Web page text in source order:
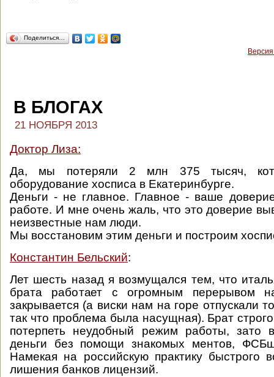
Поделиться…
В БЛОГАХ
21 НОЯБРЯ 2013
Доктор Лиза:
Да, мы потеряли 2 млн 375 тысяч,
оборудование хосписа в Екатеринбурге.
Деньги - не главное. Главное - ваше
работе. И мне очень жаль, что это доверие
неизвестные нам люди.
Мы восстановим этим деньги и построим
Константин Бельский:
Лет шесть назад я возмущался тем, что
брата работает с огромным перерывом
закрывается (а виски нам на горе отпускали
так что проблема была насущная). Брат
потерпеть неудобный режим работы, зато
деньги без помощи знакомых ментов,
Намекая на российскую практику быстрого
лишения банков лицензий.